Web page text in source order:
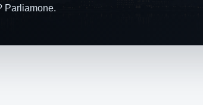
Parliamone.